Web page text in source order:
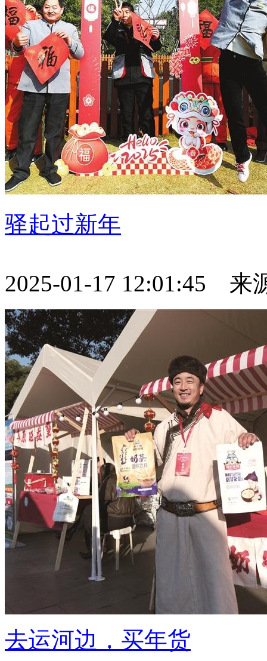
驿起过新年
2025-01-17 12:01:45 来
去运河边，买年货